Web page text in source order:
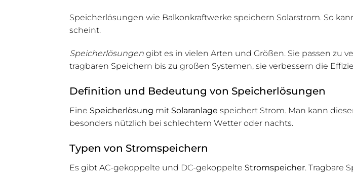
Speicherlösungen wie Balkonkraftwerke speichern Solarstrom. So
scheint.
Speicherlösungen gibt es in vielen Arten und Größen. Sie passen zu
tragbaren Speichern bis zu großen Systemen, sie verbessern die
Definition und Bedeutung von Speicherlösungen
Eine Speicherlösung mit Solaranlage speichert Strom. Man kann
besonders nützlich bei schlechtem Wetter oder nachts.
Typen von Stromspeichern
Es gibt AC-gekoppelte und DC-gekoppelte Stromspeicher. Tragbare